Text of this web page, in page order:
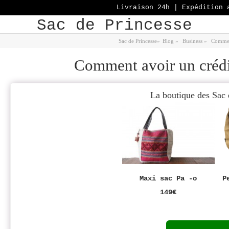
Sac de Princesse
Sac de Princesse» Blog » Business »
Comment avoir un
La boutique des
Maxi sac Pa -o
149€
Livraison 24h | Expédition